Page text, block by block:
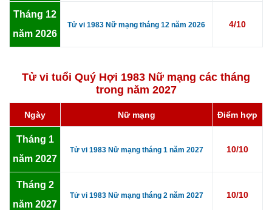
Tháng 12
năm 2026
Tử vi 1983 Nữ mạng tháng 12 năm 2026 4/10
Tử vi tuổi Quý Hợi 1983 Nữ mạng các tháng
trong năm 2027
Ngày Nữ mạng Điểm hợp
Tháng 1
năm 2027
Tử vi 1983 Nữ mạng tháng 1 năm 2027 10/10
Tháng 2
năm 2027
Tử vi 1983 Nữ mạng tháng 2 năm 2027 10/10